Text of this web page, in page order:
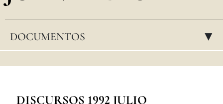
DEUTSCH
POLSKI
DOCUMENTOS ▸
DISCURSOS 1992 JULIO